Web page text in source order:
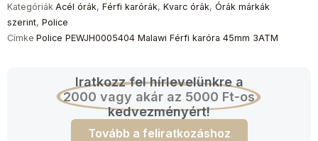
Kategóriák Acél órák, Férfi karórák, Kvarc órák, Órák márkák
szerint, Police
Címke Police PEWJH0005404 Malawi Férfi karóra 45mm 3ATM
Iratkozz fel hírlevelünkre a
2000 vagy akár az 5000 Ft-os
kedvezményért!
Tovább a feliratkozáshoz